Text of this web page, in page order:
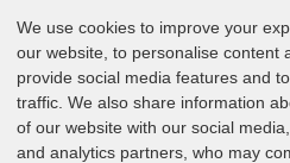
We use cookies to improve your
our website, to personalise content
provide social media features and
traffic. We also share information
of our website with our social
and analytics partners, who may
HOME Network Technology
Downloads Development
Update Information FAQ